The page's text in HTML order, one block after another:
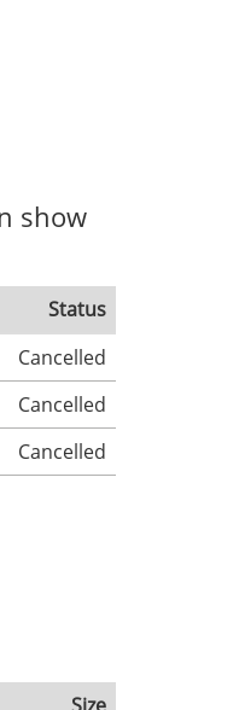
show
Status
Cancelled
Cancelled
Cancelled